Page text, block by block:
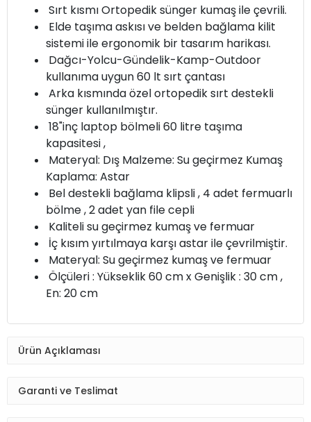
Sırt kısmı Ortopedik sünger kumaş ile çevrili.
Elde taşıma askısı ve belden bağlama kilit
sistemi ile ergonomik bir tasarım harikası.
Dağcı-Yolcu-Gündelik-Kamp-Outdoor
kullanıma uygun 60 lt sırt çantası
Arka kısmında özel ortopedik sırt destekli
sünger kullanılmıştır.
18"inç laptop bölmeli 60 litre taşıma
kapasitesi ,
Materyal: Dış Malzeme: Su geçirmez Kumaş
Kaplama: Astar
Bel destekli bağlama klipsli , 4 adet fermuarlı
bölme , 2 adet yan file cepli
Kaliteli su geçirmez kumaş ve fermuar
İç kısım yırtılmaya karşı astar ile çevrilmiştir.
Materyal: Su geçirmez kumaş ve fermuar
Ölçüleri : Yükseklik 60 cm x Genişlik : 30 cm ,
En: 20 cm
Ürün Açıklaması
Garanti ve Teslimat